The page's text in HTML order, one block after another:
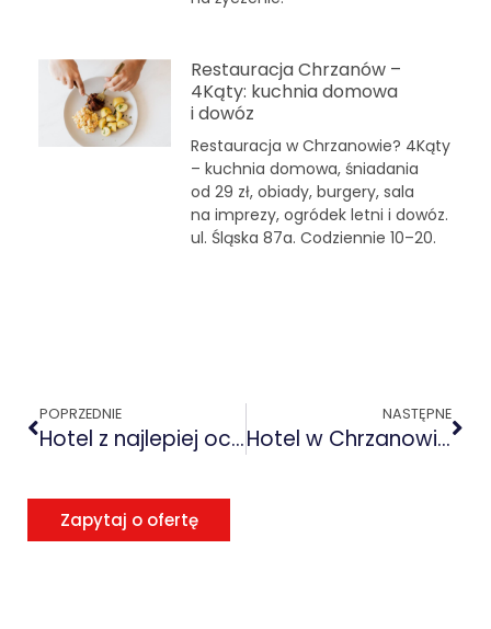
Restauracja Chrzanów –
4Kąty: kuchnia domowa
i dowóz
Restauracja w Chrzanowie? 4Kąty
– kuchnia domowa, śniadania
od 29 zł, obiady, burgery, sala
na imprezy, ogródek letni i dowóz.
ul. Śląska 87a. Codziennie 10–20.
POPRZEDNIE
Hotel z najlepiej ocenianą restauracją w Chrzanowie i okolicach
NASTĘPNE
Hotel w Chrzanowie blisko autostrady – idealne miejsce dla podróżujących
Zapytaj o ofertę